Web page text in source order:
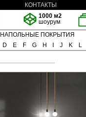
КОНТАКТЫ
1000 м2
шоурум
НАПОЛЬНЫЕ ПОКРЫТИЯ
D E F G H J K L